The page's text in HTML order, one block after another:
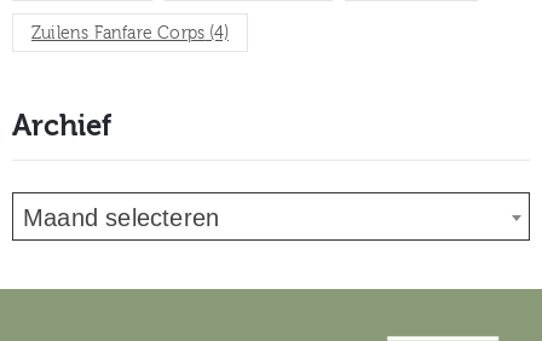
Zuilens Fanfare Corps (4)
Archief
Maand selecteren